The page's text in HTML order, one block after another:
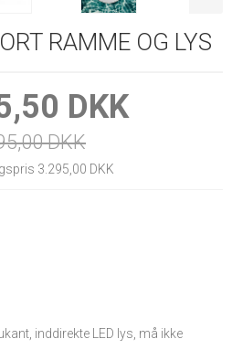
RAMME OG LYS
DKK
DKK
3.295,00 DKK
inddirekte LED lys, må ikke